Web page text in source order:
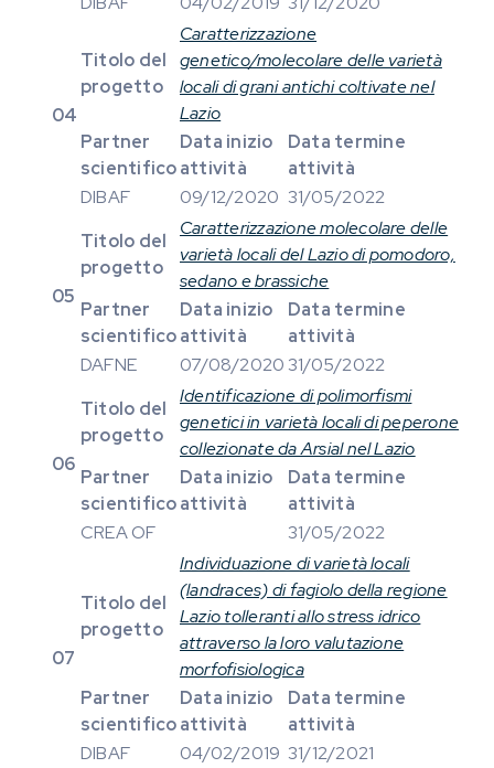
04
Titolo del
progetto
Caratterizzazione
genetico/molecolare delle varietà
locali di grani antichi coltivate nel
Lazio
Partner
scientifico
Data inizio
attività
Data termine
attività
DIBAF
09/12/2020 31/05/2022
05
Titolo del
progetto
Caratterizzazione molecolare delle
varietà locali del Lazio di pomodoro,
sedano e brassiche
Partner
scientifico
Data inizio
attività
Data termine
attività
DAFNE
07/08/202031/05/2022
06
Titolo del
progetto
Identificazione di polimorfismi
genetici in varietà locali di peperone
collezionate da Arsial nel Lazio
Partner
scientifico
Data inizio
attività
Data termine
attività
CREA OF
31/05/2022
07
Titolo del
progetto
Individuazione di varietà locali
(landraces) di fagiolo della regione
Lazio tolleranti allo stress idrico
attraverso la loro valutazione
morfofisiologica
Partner
scientifico
Data inizio
attività
Data termine
attività
DIBAF
04/02/2019 31/12/2021